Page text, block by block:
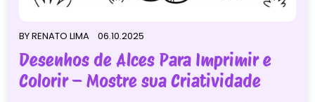
BYRENATO LIMA 06.10.2025
Desenhos de Alces Para Imprimir e
Colorir – Mostre sua Criatividade